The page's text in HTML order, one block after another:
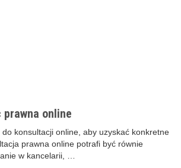
online
konsultacji online, aby uzyskać konkretne
prawna online potrafi być równie
w kancelarii, …